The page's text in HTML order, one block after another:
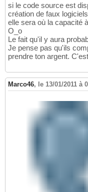
si le code source est
création de faux
elle sera où la capacité
O_o
Le fait qu'il y aura
Je pense pas qu'ils
prendre ton argent.
Marco46, le 13/01/2011 à